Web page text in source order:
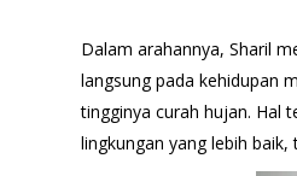
Dalam arahannya, Sharil
langsung pada kehidupan
tingginya curah hujan. Hal
lingkungan yang lebih